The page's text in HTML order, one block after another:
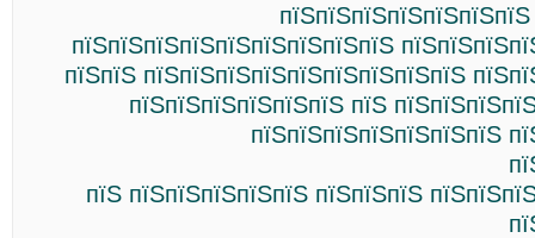
пїЅпїЅпїЅпїЅпїЅпїЅпїЅпїЅпїЅ
пїЅпїЅ пїЅпїЅпїЅпїЅпїЅпїЅпїЅпїЅпїЅ
пїЅпїЅпїЅпїЅпїЅпїЅ пїЅ
пїЅпїЅпїЅпїЅпїЅпїЅпїЅ
пїЅ пїЅпїЅпїЅпїЅпїЅ пїЅпїЅпїЅ